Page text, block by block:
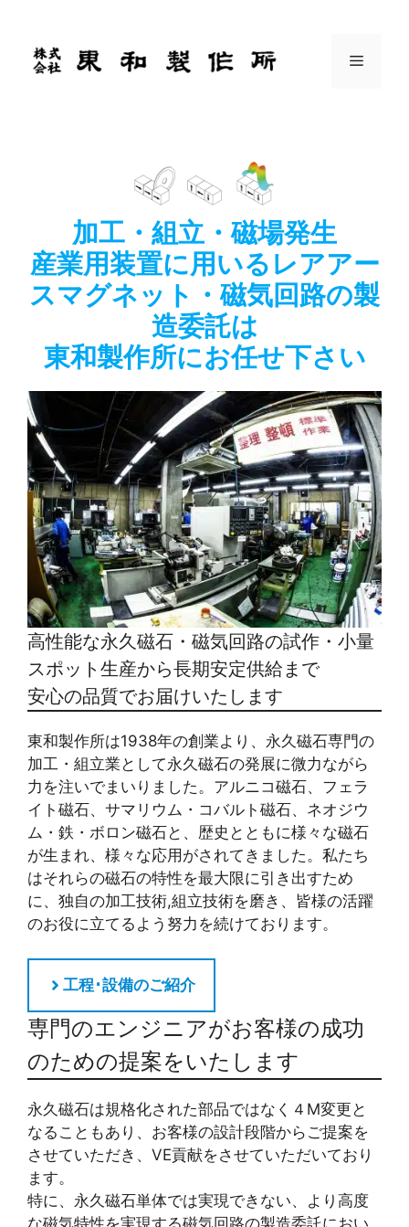
メ
加工・組立・磁場発生
産業用装置に用いるレアアー
スマグネット・磁気回路の製
造委託は
東和製作所にお任せ下さい
高性能な永久磁石・磁気回路の試作・小量
スポット生産から長期安定供給まで
安心の品質でお届けいたします
東和製作所は1938年の創業より、永久磁石専門の
加工・組立業として永久磁石の発展に微力ながら
力を注いでまいりました。アルニコ磁石、フェラ
イト磁石、サマリウム・コバルト磁石、ネオジウ
ム・鉄・ボロン磁石と、歴史とともに様々な磁石
が生まれ、様々な応用がされてきました。私たち
はそれらの磁石の特性を最大限に引き出すため
に、独自の加工技術,組立技術を磨き、皆様の活躍
のお役に立てるよう努力を続けております。
工程･設備のご紹介
専門のエンジニアがお客様の成功
のための提案をいたします
永久磁石は規格化された部品ではなく４M変更と
なることもあり、お客様の設計段階からご提案を
させていただき、VE貢献をさせていただいており
ます。
特に、永久磁石単体では実現できない、より高度